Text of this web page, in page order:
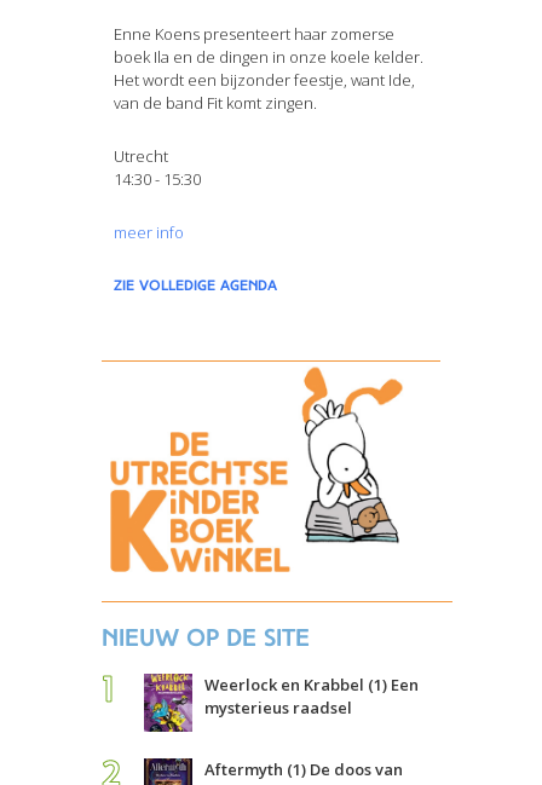
Enne Koens presenteert haar zomerse
boek Ila en de dingen in onze koele kelder.
Het wordt een bijzonder feestje, want Ide,
van de band Fit komt zingen.
Utrecht
14:30 - 15:30
meer info
zie volledige agenda
Nieuw op de site
Weerlock en Krabbel (1) Een
mysterieus raadsel
Aftermyth (1) De doos van